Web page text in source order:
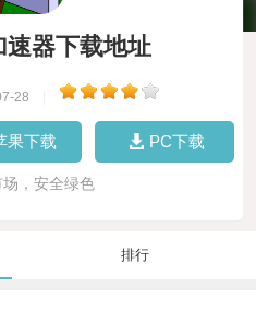
器下载地址
28
果下载 PC下载
，安全绿色
排行